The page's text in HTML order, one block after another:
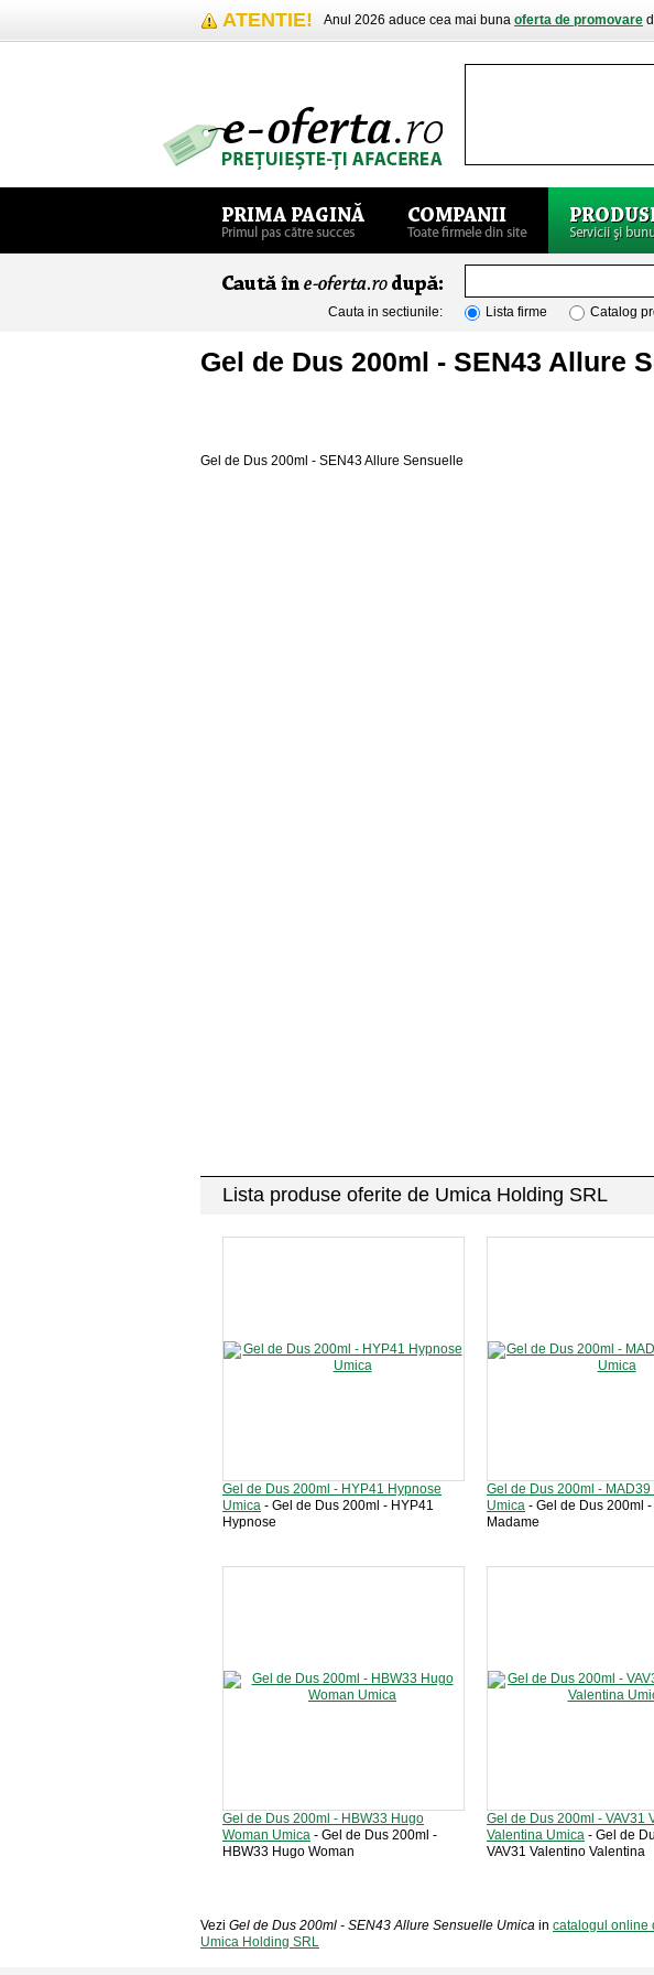
ATENTIE! Anul 2026 aduce cea mai buna oferta de promovare
Cauta in sectiunile: Lista firme Catalog
Gel de Dus 200ml - SEN43 Allure
Gel de Dus 200ml - SEN43 Allure Sensuelle
Lista produse oferite de Umica Holding SRL
Gel de Dus 200ml - HYP41 Hypnose
Umica - Gel de Dus 200ml - HYP41
Hypnose
Gel de Dus 200ml - MAD39
Umica - Gel de Dus 200ml
Madame
Gel de Dus 200ml - HBW33 Hugo
Woman Umica - Gel de Dus 200ml -
HBW33 Hugo Woman
Gel de Dus 200ml - VAV31
Valentina Umica - Gel de
VAV31 Valentino Valentina
Vezi Gel de Dus 200ml - SEN43 Allure Sensuelle Umica in catalogul online
Umica Holding SRL